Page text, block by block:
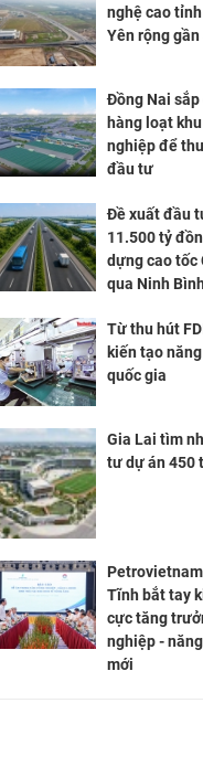
nghệ cao
Yên rộng gần
Đồng Nai
hàng loạt
nghiệp để
đầu tư
Đề xuất đầu
11.500 tỷ
dựng cao tốc
qua Ninh Bình
Từ thu hút
kiến tạo
quốc gia
Gia Lai tìm
tư dự án 450
Tĩnh bắt tay
cực tăng
nghiệp -
mới